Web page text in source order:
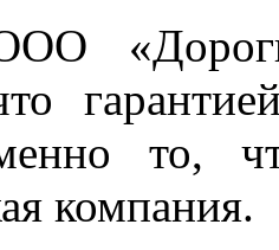
то,
компания.